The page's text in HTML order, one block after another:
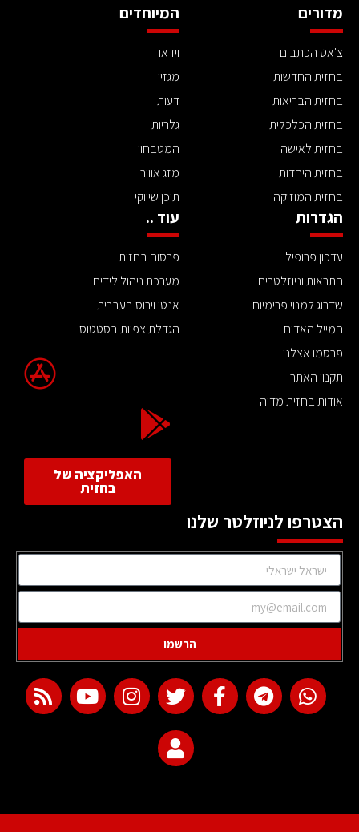
מדורים
צ'אט הכתבים
בחזית החדשות
בחזית הבריאות
בחזית הכלכלית
בחזית לאישה
בחזית היהדות
בחזית המוזיקה
המיוחדים
וידאו
מגזין
דעות
גלריות
המטבחון
מזג אוויר
תוכן שיווקי
הגדרות
עדכון פרופיל
התראות וניוזלטרים
שדרוג למנוי פרימיום
המייל האדום
פרסמו אצלנו
תקנון האתר
אודות בחזית מדיה
עוד ..
פרסום בחזית
מערכת ניהול לידים
אנטי וירוס בעברית
הגדלת צפיות בסטטוס
האפליקציה של
בחזית
הצטרפו לניוזלטר שלנו
הרשמו